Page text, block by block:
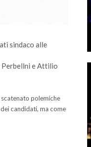
sindaco alle
Perbellni e Attilio
polemiche
candidati, ma come